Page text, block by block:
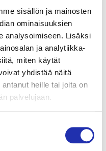
sisällön ja mainosten
ominaisuuksien
analysoimiseen. Lisäksi
ja analytiikka-
miten käytät
yhdistää näitä
heille tai joita on
palvelujaan.